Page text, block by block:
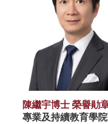
陳繼宇博士 榮譽勛
專業及持續教育學